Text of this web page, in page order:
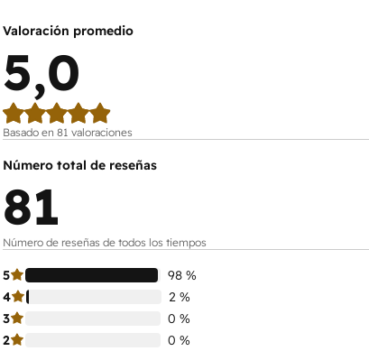
Valoración promedio
5,0
Basado en 81 valoraciones
Número total de reseñas
81
Número de reseñas de todos los tiempos
5
98 %
4
2 %
3
0 %
2
0 %